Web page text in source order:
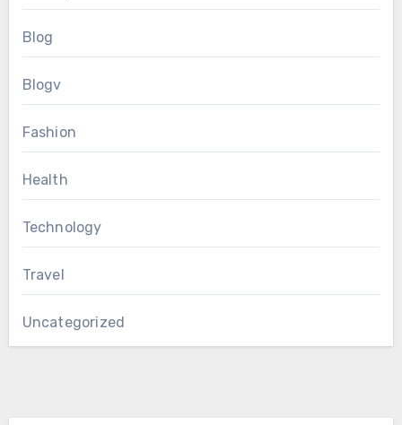
Blog
Blogv
Fashion
Health
Technology
Travel
Uncategorized